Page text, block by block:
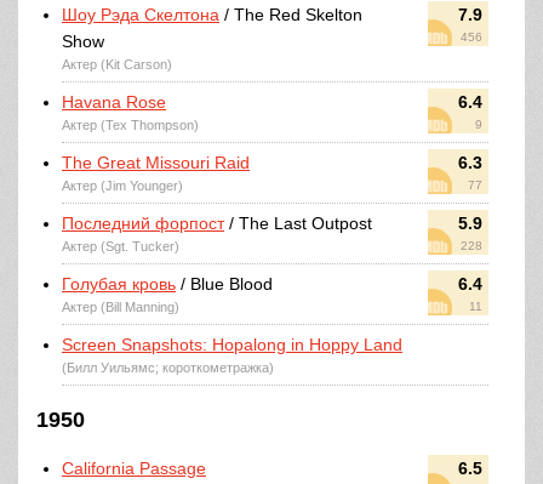
7.9
456
Шоу Рэда Скелтона / The Red Skelton
Show
Актер (Kit Carson)
6.4
9
Havana Rose
Актер (Tex Thompson)
6.3
77
The Great Missouri Raid
Актер (Jim Younger)
5.9
228
Последний форпост/ The Last Outpost
Актер (Sgt. Tucker)
6.4
11
Голубая кровь / Blue Blood
Актер (Bill Manning)
Screen Snapshots: Hopalong in Hoppy Land
(Билл Уильямс; короткометражка)
1950
6.5
California Passage